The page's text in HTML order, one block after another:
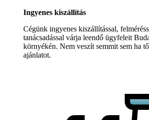
Ingyenes kiszállítás
Cégünk ingyenes kiszállítással,
tanácsadással várja leendő ügyfeleit
környékén. Nem veszít semmit sem ha
ajánlatot.